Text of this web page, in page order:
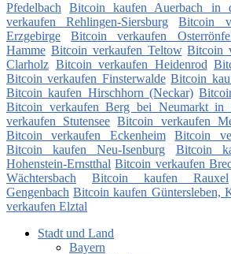
Pfedelbach
Bitcoin kaufen Auerbach in
verkaufen Rehlingen-Siersburg
Bitcoin
Erzgebirge
Bitcoin verkaufen
Hamme Bitcoin verkaufen Teltow Bitcoin
Clarholz Bitcoin verkaufen Heidenrod
Bitcoin verkaufen Finsterwalde Bitcoin
Bitcoin kaufen Hirschhorn (Neckar)
Bitcoin verkaufen Berg bei Neumarkt in
verkaufen Stutensee Bitcoin verkaufen
Bitcoin verkaufen Eckenheim
Bitcoin
Bitcoin kaufen Neu-Isenburg
Bitcoin
Hohenstein-Ernstthal Bitcoin verkaufen
Wächtersbach
Bitcoin kaufen Rauxel
Gengenbach Bitcoin kaufen Güntersleben,
verkaufen Elztal
Stadt und Land
Bayern